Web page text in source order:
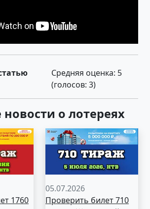
Средняя оценка: 5
(голосов: 3)
о лотереях
1760
05.07.2026
Проверить билет 710